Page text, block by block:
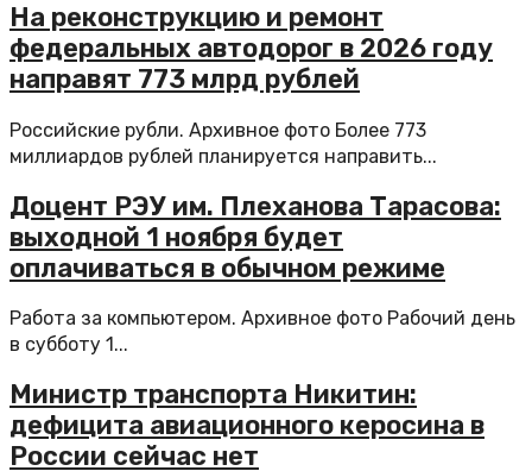
На реконструкцию и ремонт
федеральных автодорог в 2026 году
направят 773 млрд рублей
Российские рубли. Архивное фото Более 773
миллиардов рублей планируется направить...
Доцент РЭУ им. Плеханова Тарасова:
выходной 1 ноября будет
оплачиваться в обычном режиме
Работа за компьютером. Архивное фото Рабочий день
в субботу 1...
Министр транспорта Никитин:
дефицита авиационного керосина в
России сейчас нет